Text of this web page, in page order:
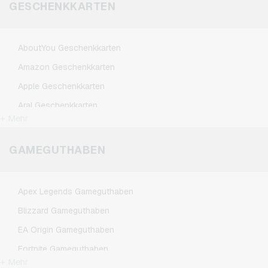
GESCHENKKARTEN
AboutYou Geschenkkarten
Amazon Geschenkkarten
Apple Geschenkkarten
Aral Geschenkkarten
BestChoice Premium Geschenkkarten
GAMEGUTHABEN
Apex Legends Gameguthaben
Blizzard Gameguthaben
EA Origin Gameguthaben
Fortnite Gameguthaben